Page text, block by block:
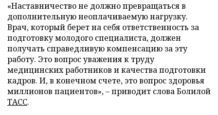
«Наставничество не должно превращаться в
дополнительную неоплачиваемую нагрузку.
Врач, который берет на себя ответственность за
подготовку молодого специалиста, должен
получать справедливую компенсацию за эту
работу. Это вопрос уважения к труду
медицинских работников и качества подготовки
кадров. И, в конечном счете, это вопрос здоровья
миллионов пациентов», – приводит слова Болилой
ТАСС.